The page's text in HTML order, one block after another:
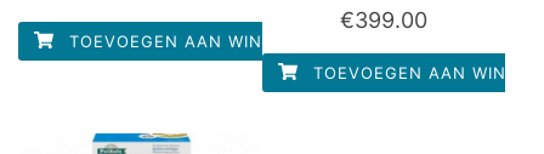
5
TOEVOEGEN AAN WINKELWAGEN
0
5
€399.00
TOEVOEGEN AAN